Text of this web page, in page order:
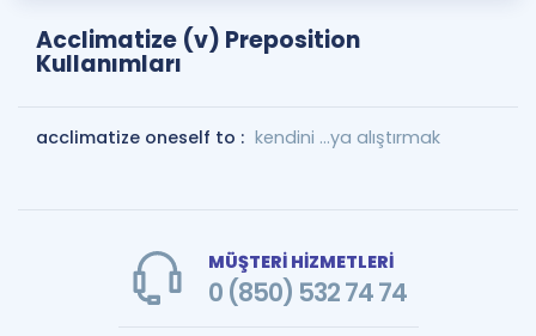
Acclimatize (v) Preposition
Kullanımları
acclimatize oneself to : kendini ...ya alıştırmak
MÜŞTERİ HİZMETLERİ
0 (850) 532 74 74